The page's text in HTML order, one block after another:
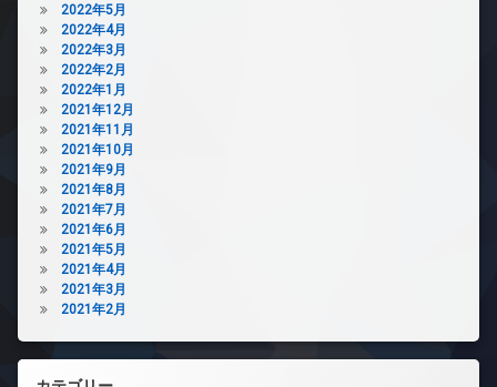
2022年5月
2022年4月
2022年3月
2022年2月
2022年1月
2021年12月
2021年11月
2021年10月
2021年9月
2021年8月
2021年7月
2021年6月
2021年5月
2021年4月
2021年3月
2021年2月